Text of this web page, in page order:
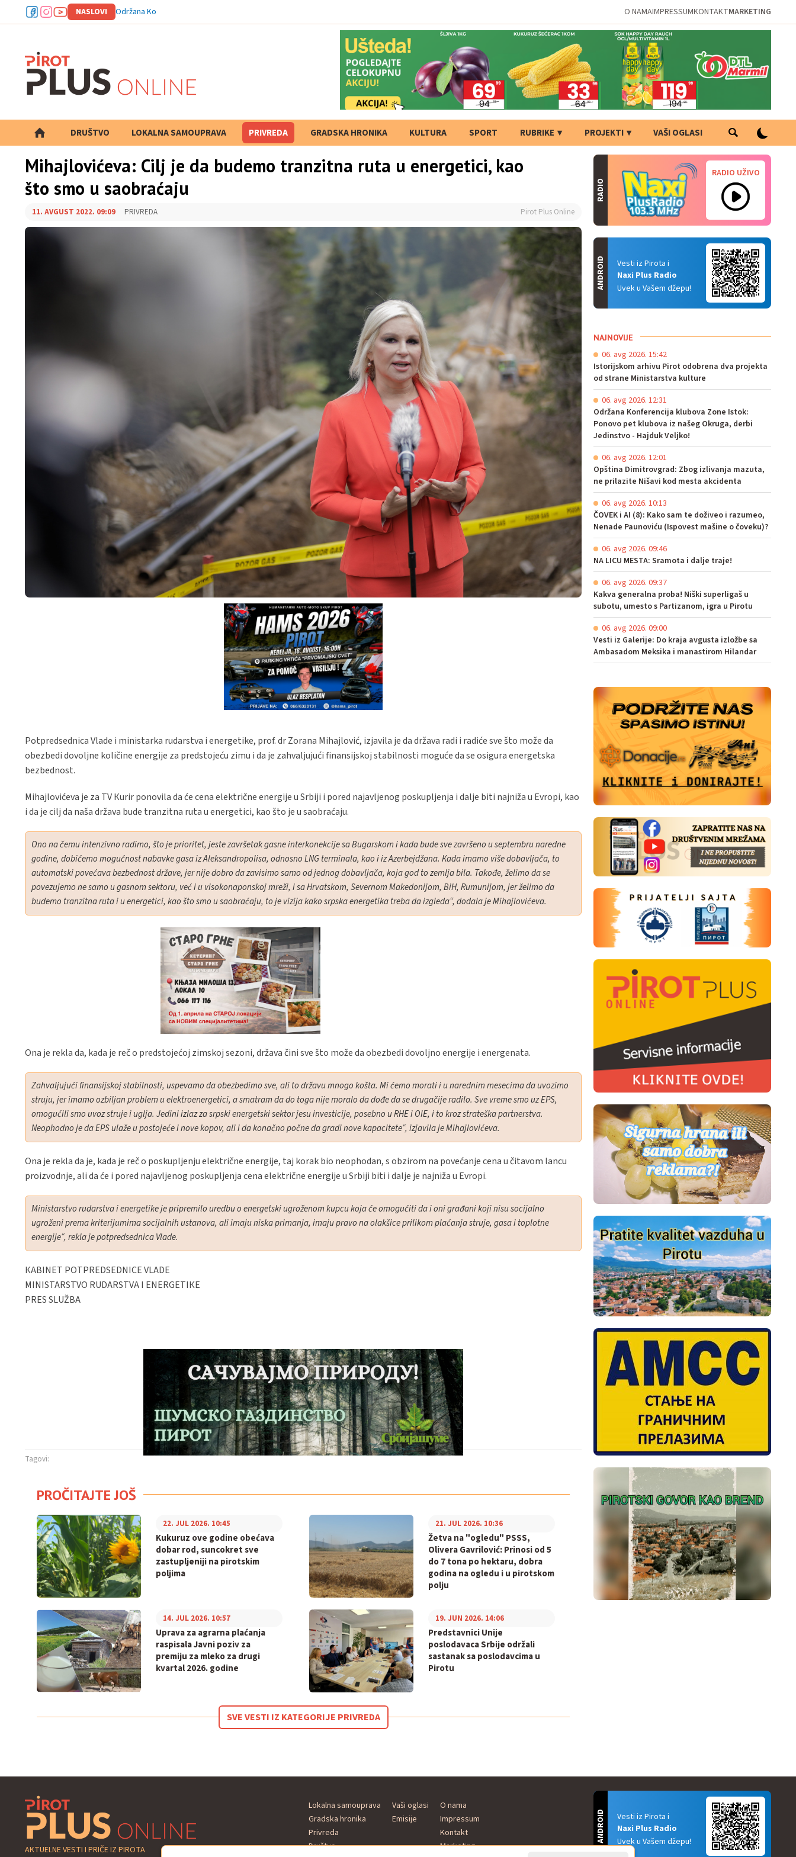
NASLOVI Održana Konferencija klubova Zone Is O NAMAIMPRESSUMKONTAKTMARKETING
DRUŠTVO LOKALNA SAMOUPRAVA PRIVREDA GRADSKA HRONIKA KULTURA SPORT RUBRIKE PROJEKTI VAŠI OGLASI
PRETRAGA
Mihajlovićeva: Cilj je da budemo tranzitna ruta u energetici, kao
što smo u saobraćaju
11. AVGUST 2022. 09:09 PRIVREDA Pirot Plus Online
Potpredsednica Vlade i ministarka rudarstva i energetike, prof. dr Zorana Mihajlović, izjavila je da država radi i radiće sve što može da
obezbedi dovoljne količine energije za predstojeću zimu i da je zahvaljujući finansijskoj stabilnosti moguće da se osigura energetska
bezbednost.
Mihajlovićeva je za TV Кurir ponovila da će cena električne energije u Srbiji i pored najavljenog poskupljenja i dalje biti najniža u Evropi, kao
i da je cilj da naša država bude tranzitna ruta u energetici, kao što je u saobraćaju.
Ono na čemu intenzivno radimo, što je prioritet, jeste završetak gasne interkonekcije sa Bugarskom i kada bude sve završeno u septembru naredne
godine, dobićemo mogućnost nabavke gasa iz Aleksandropolisa, odnosno LNG terminala, kao i iz Azerbejdžana. Кada imamo više dobavljača, to
automatski povećava bezbednost države, jer nije dobro da zavisimo samo od jednog dobavljača, koja god to zemlja bila. Takođe, želimo da se
povezujemo ne samo u gasnom sektoru, već i u visokonaponskoj mreži, i sa Hrvatskom, Severnom Makedonijom, BiH, Rumunijom, jer želimo da
budemo tranzitna ruta i u energetici, kao što smo u saobraćaju, to je vizija kako srpska energetika treba da izgleda“, dodala je Mihajlovićeva.
Ona je rekla da, kada je reč o predstojećoj zimskoj sezoni, država čini sve što može da obezbedi dovoljno energije i energenata.
Zahvaljujući finansijskoj stabilnosti, uspevamo da obezbedimo sve, ali to državu mnogo košta. Mi ćemo morati i u narednim mesecima da uvozimo
struju, jer imamo ozbiljan problem u elektroenergetici, a smatram da do toga nije moralo da dođe da se drugačije radilo. Sve vreme smo uz EPS,
omogućili smo uvoz struje i uglja. Jedini izlaz za srpski energetski sektor jesu investicije, posebno u RHE i OIE, i to kroz strateška partnerstva.
Neophodno je da EPS ulaže u postojeće i nove kopov, ali i da konačno počne da gradi nove kapacitete“, izjavila je Mihajlovićeva.
Ona je rekla da je, kada je reč o poskupljenju električne energije, taj korak bio neophodan, s obzirom na povećanje cena u čitavom lancu
proizvodnje, ali da će i pored najavljenog poskupljenja cena električne energije u Srbiji biti i dalje je najniža u Evropi.
Ministarstvo rudarstva i energetike je pripremilo uredbu o energetski ugroženom kupcu koja će omogućiti da i oni građani koji nisu socijalno
ugroženi prema kriterijumima socijalnih ustanova, ali imaju niska primanja, imaju pravo na olakšice prilikom plaćanja struje, gasa i toplotne
energije“, rekla je potpredsednica Vlade.
КABINET POTPREDSEDNICE VLADE
MINISTARSTVO RUDARSTVA I ENERGETIКE
PRES SLUŽBA
Tagovi:
PROČITAJTE JOŠ
Kukuruz ove godine obećava
dobar rod, suncokret sve
zastupljeniji na pirotskim
poljima
22. JUL 2026. 10:45
Žetva na "ogledu" PSSS,
Olivera Gavrilović: Prinosi od 5
do 7 tona po hektaru, dobra
godina na ogledu i u pirotskom
polju
21. JUL 2026. 10:36
Uprava za agrarna plaćanja
raspisala Javni poziv za
premiju za mleko za drugi
kvartal 2026. godine
14. JUL 2026. 10:57
Predstavnici Unije
poslodavaca Srbije održali
sastanak sa poslodavcima u
Pirotu
19. JUN 2026. 14:06
SVE VESTI IZ KATEGORIJE PRIVREDA
RADIO
RADIO UŽIVO
Vesti iz Pirota i
Naxi Plus Radio
Uvek u Vašem džepu!
ANDROID
NAJNOVIJE
06. avg 2026. 15:42
Istorijskom arhivu Pirot odobrena dva projekta
od strane Ministarstva kulture
06. avg 2026. 12:31
Održana Konferencija klubova Zone Istok:
Ponovo pet klubova iz našeg Okruga, derbi
Jedinstvo - Hajduk Veljko!
06. avg 2026. 12:01
Opština Dimitrovgrad: Zbog izlivanja mazuta,
ne prilazite Nišavi kod mesta akcidenta
06. avg 2026. 10:13
ČOVEK i AI (8): Kako sam te doživeo i razumeo,
Nenade Paunoviću (Ispovest mašine o čoveku)?
06. avg 2026. 09:46
NA LICU MESTA: Sramota i dalje traje!
06. avg 2026. 09:37
Kakva generalna proba! Niški superligaš u
subotu, umesto s Partizanom, igra u Pirotu
06. avg 2026. 09:00
Vesti iz Galerije: Do kraja avgusta izložbe sa
Ambasadom Meksika i manastirom Hilandar
AKTUELNE VESTI I PRIČE IZ PIROTA
Lokalna samouprava
Gradska hronika
Privreda
Društvo
Vaši oglasi
Emisije
O nama
Impressum
Kontakt
Marketing
Vesti iz Pirota i
Naxi Plus Radio
Uvek u Vašem džepu!
ANDROID